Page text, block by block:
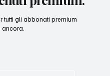
tutti gli abbonati premium
ancora.